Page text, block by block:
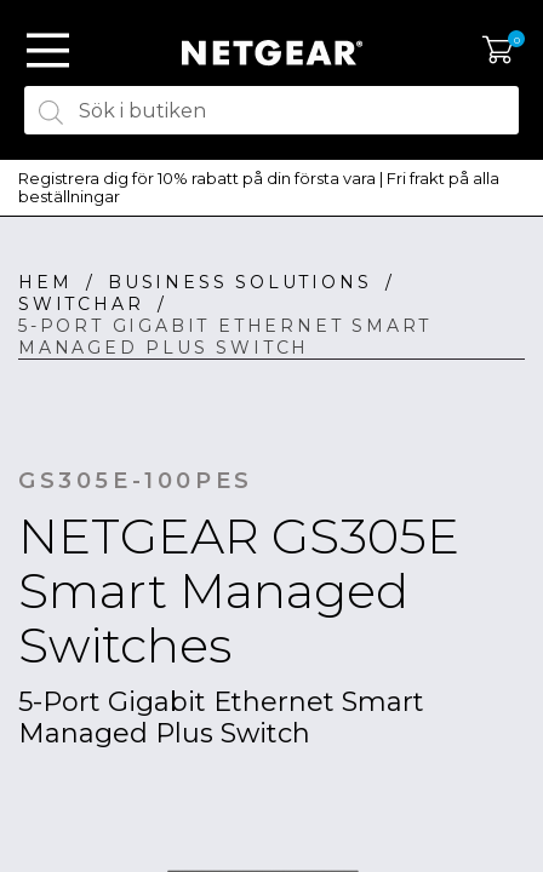
SKAPA KONTO
LOGGA IN
0
Registrera dig för 10% rabatt på din första vara | Fri frakt på alla
beställningar
HEM / BUSINESS SOLUTIONS
/
SWITCHAR
/
5-PORT GIGABIT ETHERNET SMART
MANAGED PLUS SWITCH
GS305E-100PES
NETGEAR GS305E
Smart Managed
Switches
5-Port Gigabit Ethernet Smart
Managed Plus Switch